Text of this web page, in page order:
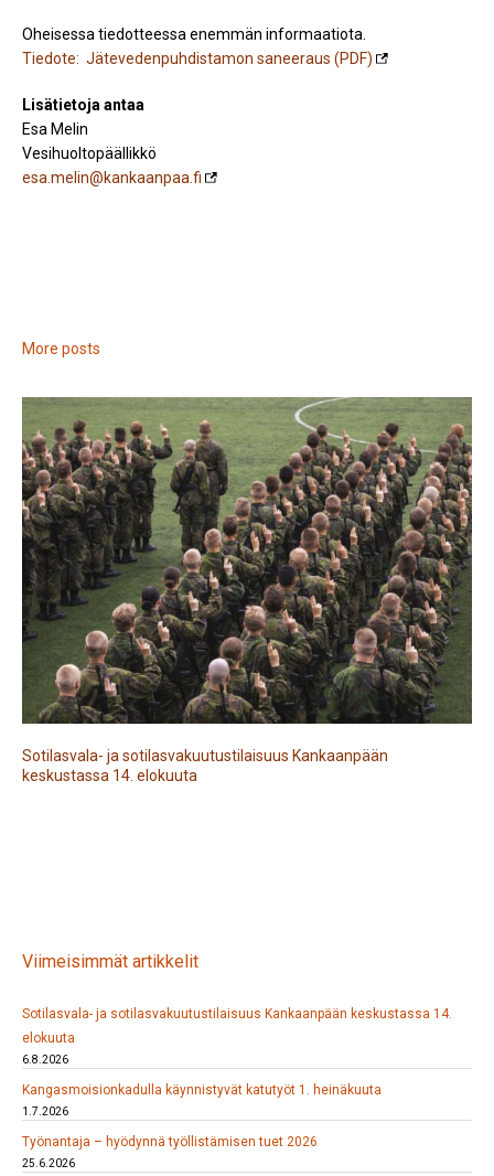
Oheisessa tiedotteessa enemmän informaatiota.
Tiedote: Jätevedenpuhdistamon saneeraus (PDF)
Lisätietoja antaa
Esa Melin
Vesihuoltopäällikkö
esa.melin@kankaanpaa.fi
More posts
Sotilasvala- ja sotilasvakuutustilaisuus Kankaanpään
keskustassa 14. elokuuta
Viimeisimmät artikkelit
Sotilasvala- ja sotilasvakuutustilaisuus Kankaanpään keskustassa 14.
elokuuta
6.8.2026
Kangasmoisionkadulla käynnistyvät katutyöt 1. heinäkuuta
1.7.2026
Työnantaja – hyödynnä työllistämisen tuet 2026
25.6.2026